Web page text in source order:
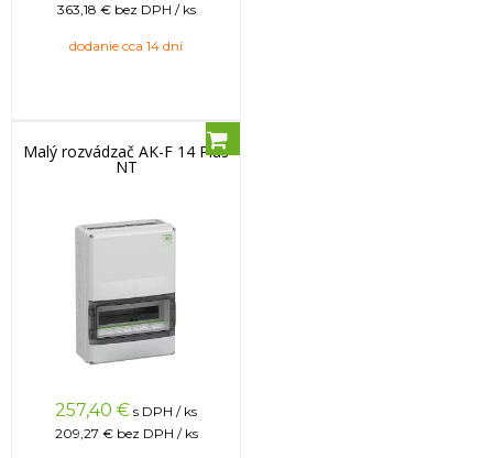
363,18 € bez DPH / ks
dodanie cca 14 dní
Malý rozvádzač AK-F 14 Plus
NT
257,40 € s DPH / ks
209,27 € bez DPH / ks